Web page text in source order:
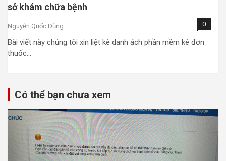
sở khám chữa bệnh
Nguyễn Quốc Dũng 0
Bài viết này chúng tôi xin liệt kê danh ách phần mềm kê đơn
thuốc…
Có thể bạn chưa xem